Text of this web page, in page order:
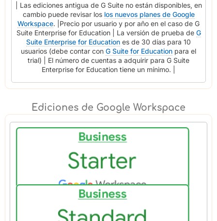
| Las ediciones antigua de G Suite no están disponibles, en
cambio puede revisar los los nuevos planes de Google
Workspace. |Precio por usuario y por año en el caso de G
Suite Enterprise for Education | La versión de prueba de G
Suite Enterprise for Education es de 30 días para 10
usuarios (debe contar con G Suite for Education para el
trial) | El número de cuentas a adquirir para G Suite
Enterprise for Education tiene un mínimo. |
Ediciones de Google Workspace
Google Workspace Business Starter 30GB